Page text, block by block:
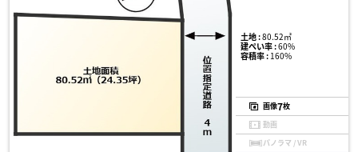
土地 :80.52㎡
建ぺい率 :60%
容積率 :160%
画像7枚
動画
パノラマ / VR